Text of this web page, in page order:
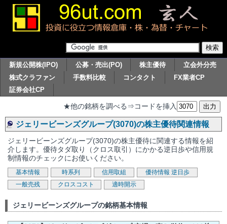
新規公開株(IPO) 公募・売出(PO) 株主優待
立会外分売
株式クラファン
手数料比較 コンタクト
FX業者CP
証券会社CP
★他の銘柄を調べる⇒コードを挿入
ジェリービーンズグループ(3070)の株主優待関連情報
ジェリービーンズグループ(3070)の株主優待に関連する情報を紹
介します。優待タダ取り（クロス取引）にかかる逆日歩や信用規
制情報のチェックにお使いください。
基本情報 時系列 信用取組 優待情報 逆日歩
一般売残
クロスコスト 適時開示
ジェリービーンズグループの銘柄基本情報